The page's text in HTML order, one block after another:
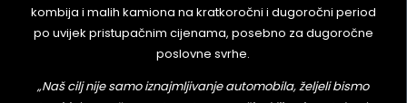
kombija i malih kamiona na kratkoročni i dugoročni period
po uvijek pristupačnim cijenama, posebno za dugoročne
poslovne svrhe.
„Naš cilj nije samo iznajmljivanje automobila, željeli bismo